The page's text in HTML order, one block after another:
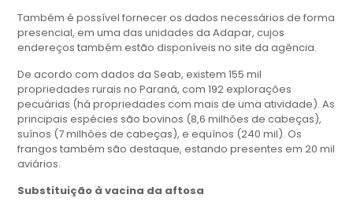
Também é possível fornecer os dados necessários de forma
presencial, em uma das unidades da Adapar, cujos
endereços também estão disponíveis no site da agência.
De acordo com dados da Seab, existem 155 mil
propriedades rurais no Paraná, com 192 explorações
pecuárias (há propriedades com mais de uma atividade). As
principais espécies são bovinos (8,6 milhões de cabeças),
suínos (7 milhões de cabeças), e equínos (240 mil). Os
frangos também são destaque, estando presentes em 20 mil
aviários.
Substituição à vacina da aftosa